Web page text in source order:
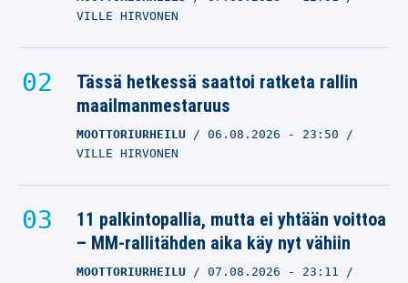
VILLE HIRVONEN
Tässä hetkessä saattoi ratketa rallin
maailmanmestaruus
MOOTTORIURHEILU 06.08.2026 - 23:50
VILLE HIRVONEN
11 palkintopallia, mutta ei yhtään voittoa
– MM-rallitähden aika käy nyt vähiin
MOOTTORIURHEILU 07.08.2026 - 23:11